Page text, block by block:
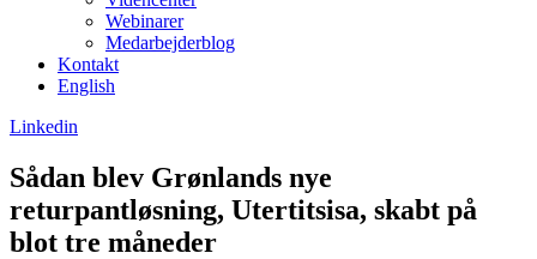
Webinarer
Medarbejderblog
Kontakt
English
Linkedin
Sådan blev Grønlands nye
returpantløsning, Utertitsisa, skabt på
blot tre måneder